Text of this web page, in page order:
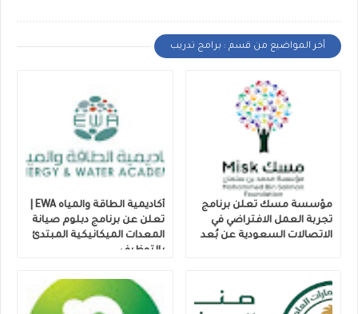
أخر المواضيع من قسم : برامج تدريب
مؤسسة مسك تعلن برنامج
تجربة العمل الافتراضي في
الاتصالات السعودية عن بُعد
تعلن عن برنامج دبلوم صيانة
المعدات الميكانيكية المبتدئ
بالتوظيف.